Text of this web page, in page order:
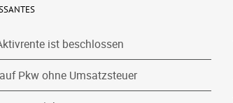
ist beschlossen
Pkw ohne Umsatzsteuer